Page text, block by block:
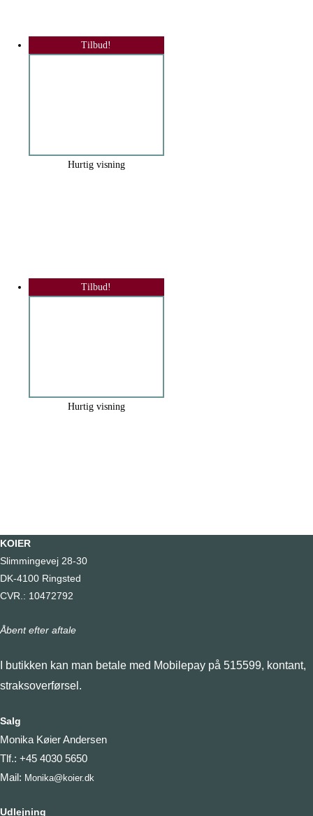
Tilbud!
Hurtig visning
Tilbud!
Hurtig visning
KOIER
Slimmingevej 28-30
DK-4100 Ringsted
CVR.: 10472792
Åbent efter aftale
I butikken kan man betale med Mobilepay på 515599, kontant,
straksoverførsel.
Salg
Monika Køier Andersen
Tlf.: +45 4030 5650
Mail: Monika@koier.dk
Udlejning